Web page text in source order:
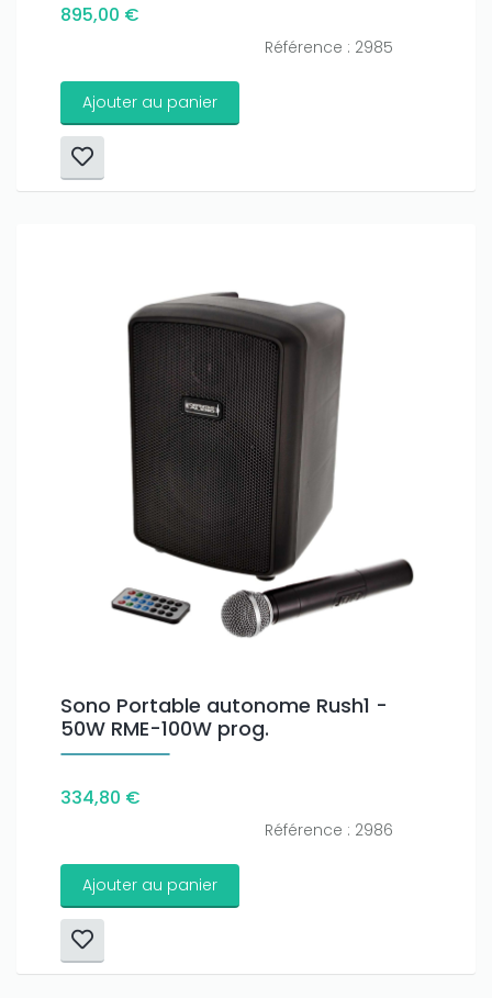
895,00 €
Référence : 2985
Ajouter au panier
Sono Portable autonome Rush1 -
50W RME-100W prog.
334,80 €
Référence : 2986
Ajouter au panier